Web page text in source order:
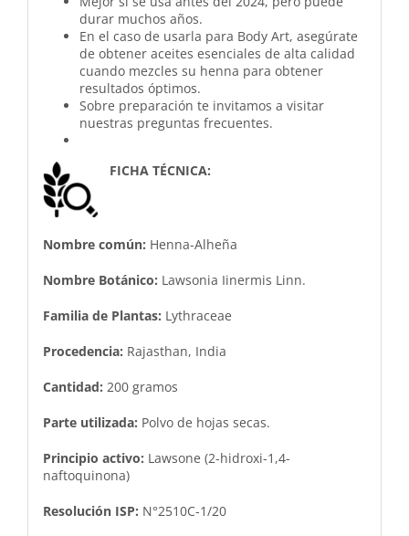
durar muchos años.
En el caso de usarla para Body Art, asegúrate
de obtener aceites esenciales de alta calidad
cuando mezcles su henna para obtener
resultados óptimos.
Sobre preparación te invitamos a visitar
nuestras preguntas frecuentes.
FICHA TÉCNICA:
Nombre común: Henna-Alheña
Nombre Botánico: Lawsonia Iinermis Linn.
Familia de Plantas: Lythraceae
Procedencia: Rajasthan, India
Cantidad: 200 gramos
Parte utilizada: Polvo de hojas secas.
Principio activo: Lawsone (2-hidroxi-1,4-
naftoquinona)
Resolución ISP: N°2510C-1/20